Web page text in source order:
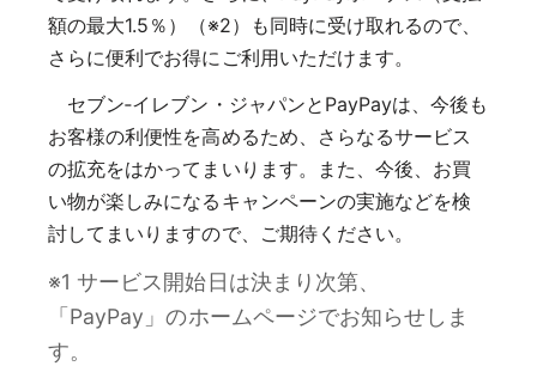
額の最大1.5％）（※2）も同時に受け取れるので、
さらに便利でお得にご利用いただけます。
セブン‐イレブン・ジャパンとPayPayは、今後も
お客様の利便性を高めるため、さらなるサービス
の拡充をはかってまいります。また、今後、お買
い物が楽しみになるキャンペーンの実施などを検
討してまいりますので、ご期待ください。
※1 サービス開始日は決まり次第、
「PayPay」のホームページでお知らせしま
す。